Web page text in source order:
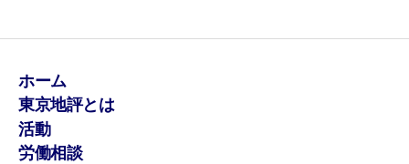
ホーム
東京地評とは
活動
労働相談